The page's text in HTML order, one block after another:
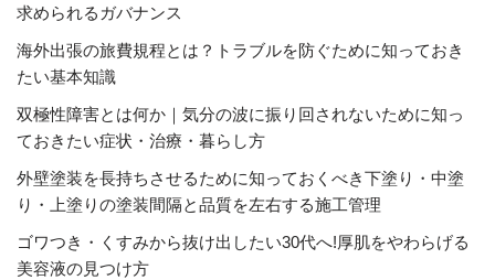
求められるガバナンス
海外出張の旅費規程とは？トラブルを防ぐために知っておき
たい基本知識
双極性障害とは何か｜気分の波に振り回されないために知っ
ておきたい症状・治療・暮らし方
外壁塗装を長持ちさせるために知っておくべき下塗り・中塗
り・上塗りの塗装間隔と品質を左右する施工管理
ゴワつき・くすみから抜け出したい30代へ!厚肌をやわらげる
美容液の見つけ方